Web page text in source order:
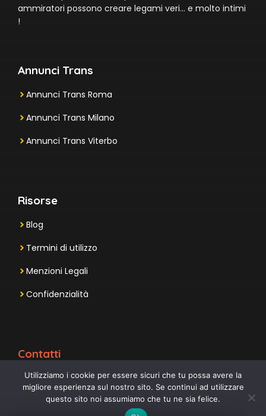
ammiratori possono creare legami veri… e molto intimi
!
Annunci Trans
Annunci Trans Roma
Annunci Trans Milano
Annunci Trans Viterbo
Risorse
Blog
Termini di utilizzo
Menzioni Legali
Confidenzialità
Contatti
Utilizziamo i cookie per essere sicuri che tu possa avere la
migliore esperienza sul nostro sito. Se continui ad utilizzare
questo sito noi assumiamo che tu ne sia felice.